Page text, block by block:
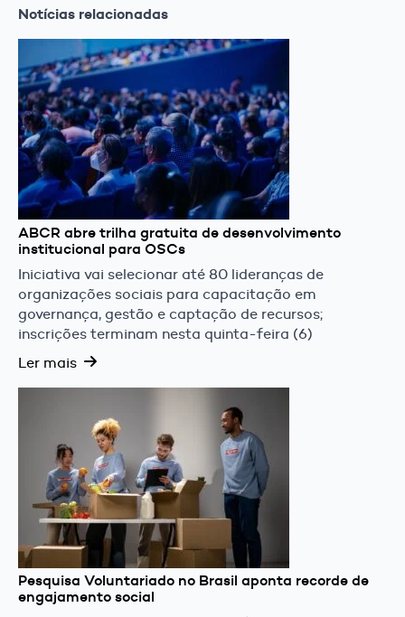
Notícias relacionadas
ABCR abre trilha gratuita de desenvolvimento
institucional para OSCs
Iniciativa vai selecionar até 80 lideranças de
organizações sociais para capacitação em
governança, gestão e captação de recursos;
inscrições terminam nesta quinta-feira (6)
Ler mais
Pesquisa Voluntariado no Brasil aponta recorde de
engajamento social